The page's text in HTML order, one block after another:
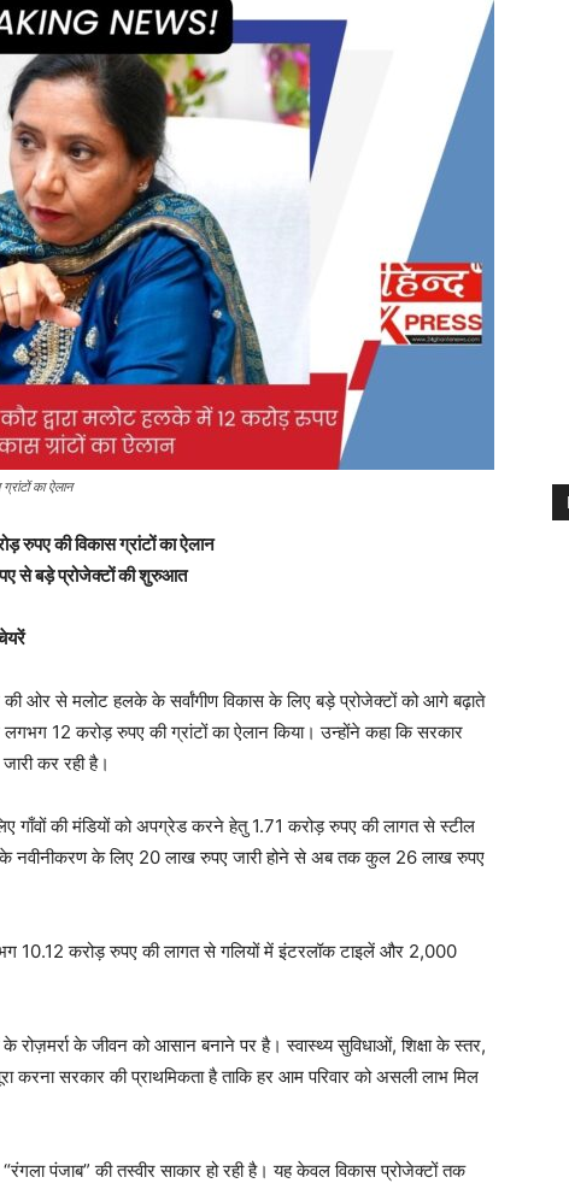
का ऐलान
रुपए की विकास ग्रांटों का ऐलान
से बड़े प्रोजेक्टों की शुरुआत
की ओर से मलोट हलके के सर्वांगीण विकास के लिए बड़े प्रोजेक्टों को आगे बढ़ाते
12 करोड़ रुपए की ग्रांटों का ऐलान किया। उन्होंने कहा कि सरकार
कर रही है।
गाँवों की मंडियों को अपग्रेड करने हेतु 1.71 करोड़ रुपए की लागत से स्टील
के नवीनीकरण के लिए 20 लाख रुपए जारी होने से अब तक कुल 26 लाख रुपए
10.12 करोड़ रुपए की लागत से गलियों में इंटरलॉक टाइलें और 2,000
रोज़मर्रा के जीवन को आसान बनाने पर है। स्वास्थ्य सुविधाओं, शिक्षा के स्तर,
करना सरकार की प्राथमिकता है ताकि हर आम परिवार को असली लाभ मिल
पंजाब” की तस्वीर साकार हो रही है। यह केवल विकास प्रोजेक्टों तक